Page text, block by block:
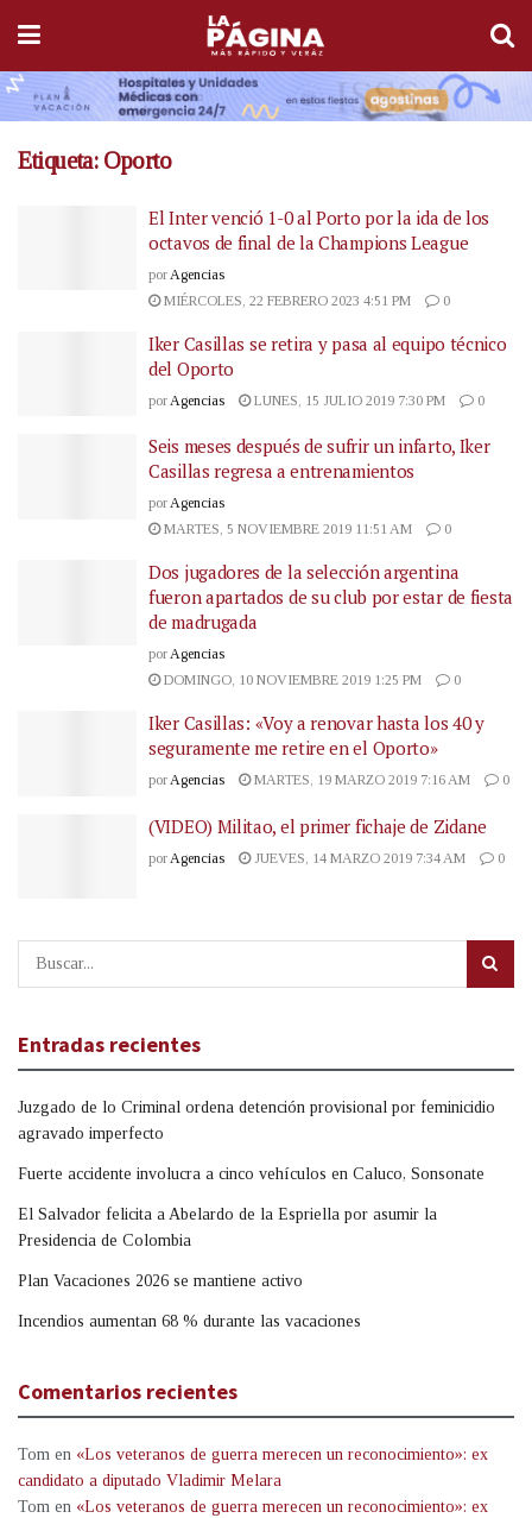
Etiqueta: Oporto
El Inter venció 1-0 al Porto por la ida de los
octavos de final de la Champions League
por Agencias
MIÉRCOLES, 22 FEBRERO 2023 4:51 PM
0
Iker Casillas se retira y pasa al equipo técnico
del Oporto
por Agencias LUNES, 15 JULIO 2019 7:30 PM 0
Seis meses después de sufrir un infarto, Iker
Casillas regresa a entrenamientos
porAgencias
MARTES, 5 NOVIEMBRE 2019 11:51 AM
0
Dos jugadores de la selección argentina
fueron apartados de su club por estar de fiesta
de madrugada
porAgencias
DOMINGO, 10 NOVIEMBRE 2019 1:25 PM
0
Iker Casillas: «Voy a renovar hasta los 40 y
seguramente me retire en el Oporto»
porAgencias MARTES, 19 MARZO 2019 7:16 AM 0
(VIDEO) Militao, el primer fichaje de Zidane
por Agencias JUEVES, 14 MARZO 2019 7:34 AM 0
Entradas recientes
Juzgado de lo Criminal ordena detención provisional por feminicidio
agravado imperfecto
Fuerte accidente involucra a cinco vehículos en Caluco, Sonsonate
El Salvador felicita a Abelardo de la Espriella por asumir la
Presidencia de Colombia
Plan Vacaciones 2026 se mantiene activo
Incendios aumentan 68 % durante las vacaciones
Comentarios recientes
Tom en «Los veteranos de guerra merecen un reconocimiento»: ex
candidato a diputado Vladimir Melara
Tom en «Los veteranos de guerra merecen un reconocimiento»: ex